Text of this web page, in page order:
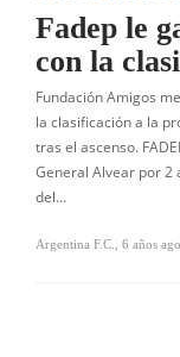
Fadep le
con la
Fundación Amigos
la clasificación a la
tras el ascenso.
General Alvear por 2
del…
Argentina F.C. 6 años ago